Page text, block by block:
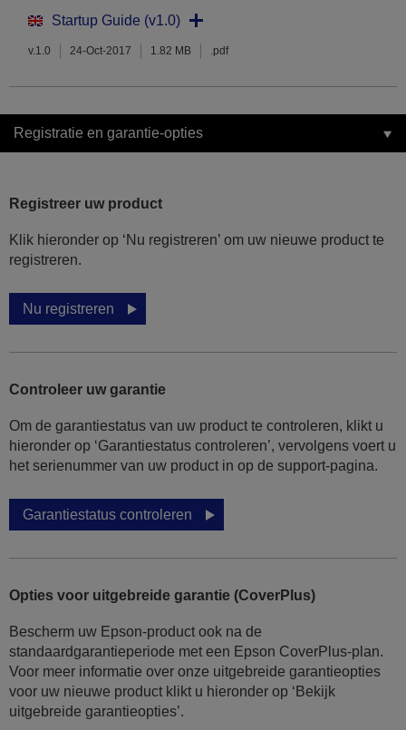
Startup Guide (v1.0)
v.1.0 24-Oct-2017 1.82 MB .pdf
Registratie en garantie-opties
Registreer uw product
Klik hieronder op ‘Nu registreren’ om uw nieuwe product te
registreren.
Nu registreren
Controleer uw garantie
Om de garantiestatus van uw product te controleren, klikt u
hieronder op ‘Garantiestatus controleren’, vervolgens voert u
het serienummer van uw product in op de support-pagina.
Garantiestatus controleren
Opties voor uitgebreide garantie (CoverPlus)
Bescherm uw Epson-product ook na de
standaardgarantieperiode met een Epson CoverPlus-plan.
Voor meer informatie over onze uitgebreide garantieopties
voor uw nieuwe product klikt u hieronder op ‘Bekijk
uitgebreide garantieopties’.